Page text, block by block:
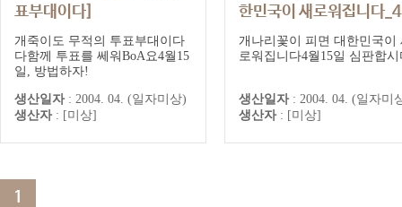
표부대이다]
개죽이도 무적의 투표부대이다
다함께 투표를 쎄워BoA요4월15
일, 방법하자!
생산일자 : 2004. 04. (일자미상)
생산자 : [미상]
한민국이 새로워집니다
15일 심판합시다!]
개나리꽃이 피면 대한민국이
로워집니다4월15일 심판합
생산일자 : 2004. 04. (일자미
생산자 : [미상]
1